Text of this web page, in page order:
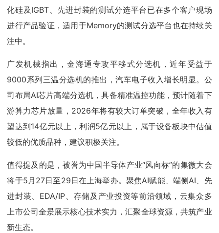
化硅及IGBT、先进封装的测试分选平台已在多个客户现场
进行产品验证，适用于Memory的测试分选平台也在持续关
注中。
广发机械指出，金海通专攻平移式分选机，近年受益于
9000系列三温分选机的推出，汽车电子收入增长明显。公
司布局AI芯片高端分选机，具备精准温控功能，预计随着下
游算力芯片放量，2026年将有较大订单突破，全年收入有
望达到14亿元以上，利润5亿元以上，属于设备板块中估值
较低的优质品种，建议积极关注。
值得提及的是，被誉为中国半导体产业“风向标”的集微大会
将于5月27日至29日在上海举办。聚焦AI赋能、端侧AI、先
进封装、EDA/IP、存储及产业投资等前沿领域，云集众多
上市公司全景展示核心技术实力，汇聚全球资源，共筑产业
新生态。